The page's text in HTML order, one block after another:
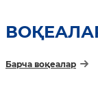
Барча воқеалар